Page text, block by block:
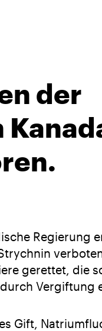
der
Regierung
gerettet, die
Vergiftung
Gift,